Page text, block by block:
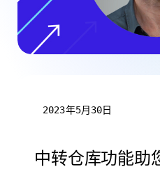
2023年5月30日
中转仓库功能助